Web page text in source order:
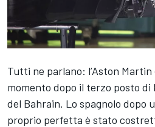
Tutti ne parlano: l’Aston Martin
momento dopo il terzo posto di
del Bahrain. Lo spagnolo dopo
proprio perfetta è stato